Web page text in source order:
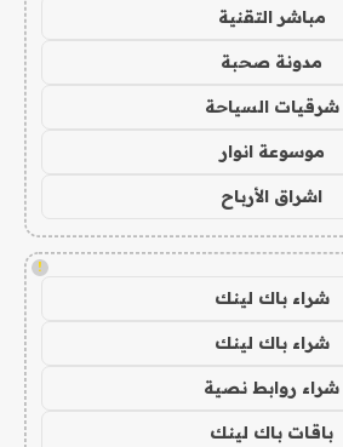
مباشر التقنية
مدونة صحبة
شرقيات السياحة
موسوعة انوار
اشراق الأرباح
!
شراء باك لينك
شراء باك لينك
شراء روابط نصية
باقات باك لينك